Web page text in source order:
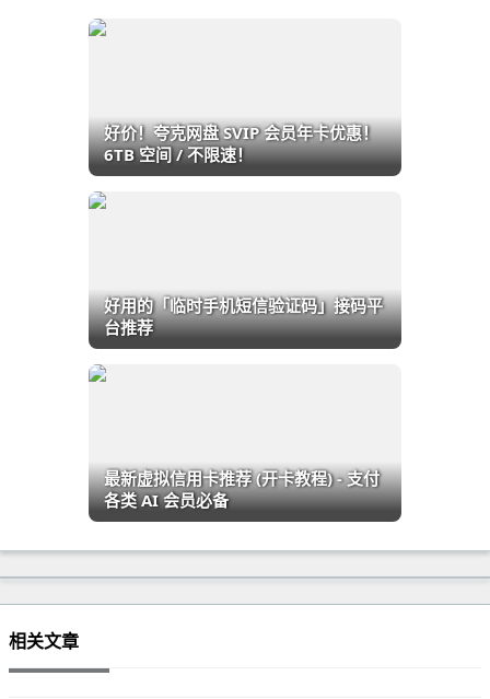
好价！夸克网盘 SVIP 会员年卡优惠！
6TB 空间 / 不限速！
好用的「临时手机短信验证码」接码平
台推荐
最新虚拟信用卡推荐 (开卡教程) - 支付
各类 AI 会员必备
相关文章